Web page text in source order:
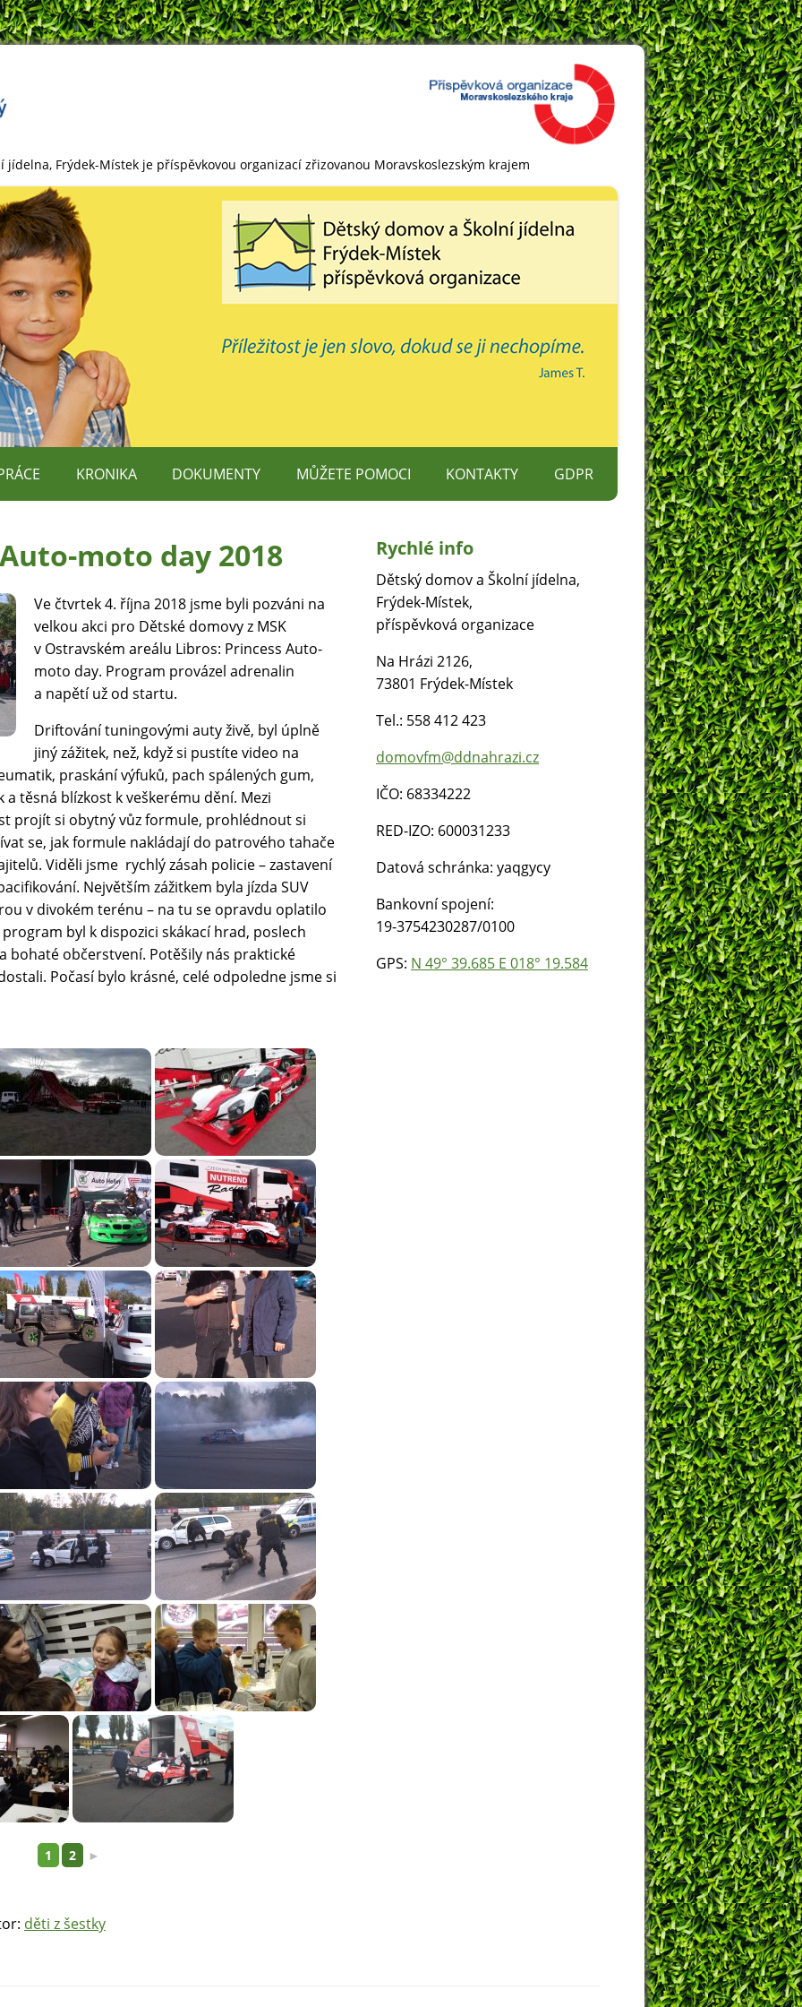
jídelna, Frýdek-Místek je příspěvkovou organizací zřizovanou Moravskoslezským krajem
TEREZY MAXOVÉ DĚTEM
– DOBROVOLNÍCI
ŠANCI
RUCE, Z.S. – CANISTERAPIE
KRONIKA DOKUMENTY MŮŽETE POMOCI
V ČEM NÁM MŮŽETE POMOCI
KONTAKTY GDPR
moto day 2018
Ve čtvrtek 4. října 2018 jsme byli pozváni na
velkou akci pro Dětské domovy z MSK
v Ostravském areálu Libros: Princess Auto-
moto day. Program provázel adrenalin
a napětí už od startu.
Driftování tuningovými auty živě, byl úplně
jiný zážitek, než, když si pustíte video na
praskání výfuků, pach spálených gum,
těsná blízkost k veškerému dění. Mezi
projít si obytný vůz formule, prohlédnout si
se, jak formule nakládají do patrového tahače
Viděli jsme rychlý zásah policie – zastavení
Největším zážitkem byla jízda SUV
v divokém terénu – na tu se opravdu oplatilo
byl k dispozici skákací hrad, poslech
bohaté občerstvení. Potěšily nás praktické
Počasí bylo krásné, celé odpoledne jsme si
1 2 ►
děti z šestky
Rychlé info
Dětský domov a Školní jídelna,
Frýdek-Místek,
příspěvková organizace
Na Hrázi 2126,
73801 Frýdek-Místek
Tel.: 558 412 423
domovfm@ddnahrazi.cz
IČO: 68334222
RED-IZO: 600031233
Datová schránka: yaqgycy
Bankovní spojení:
19-3754230287/0100
GPS: N 49° 39.685 E 018° 19.584